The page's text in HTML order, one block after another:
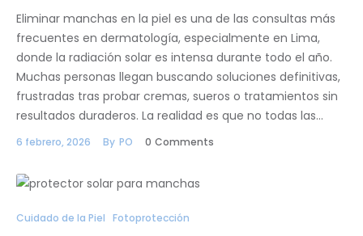
Eliminar manchas en la piel es una de las consultas más
frecuentes en dermatología, especialmente en Lima,
donde la radiación solar es intensa durante todo el año.
Muchas personas llegan buscando soluciones definitivas,
frustradas tras probar cremas, sueros o tratamientos sin
resultados duraderos. La realidad es que no todas las…
6 febrero, 2026 By PO 0 Comments
Cuidado de la Piel Fotoprotección